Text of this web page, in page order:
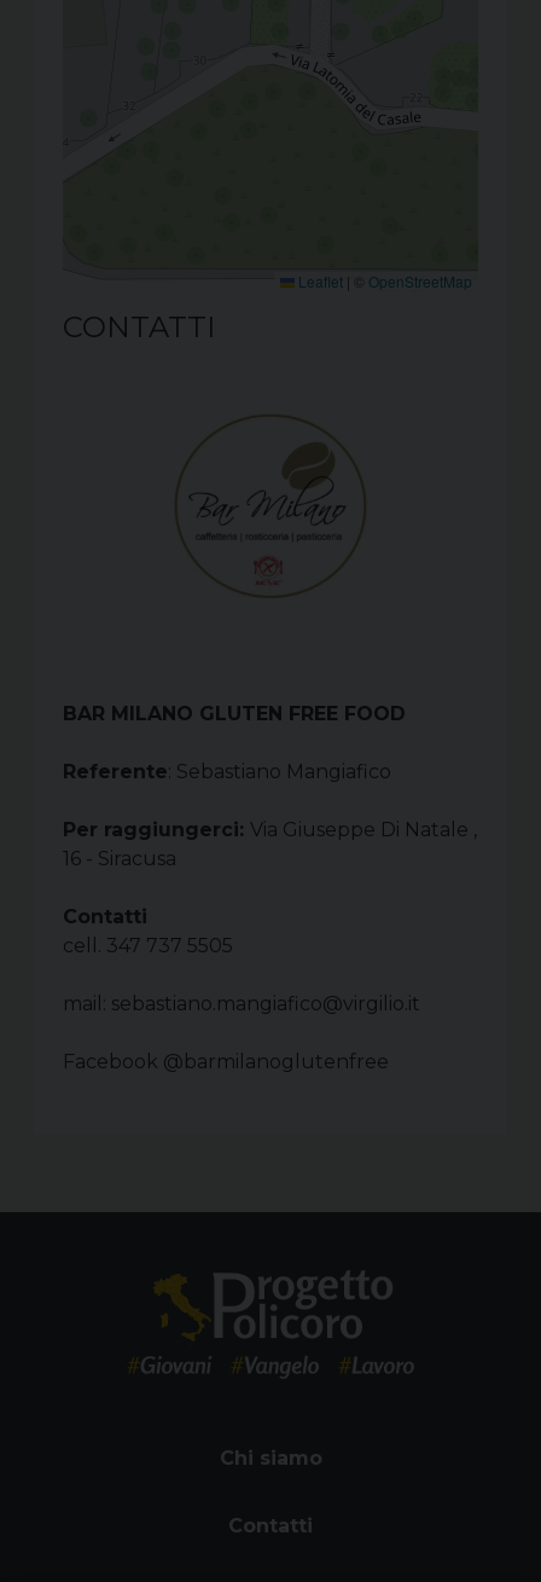
Leaflet | OpenStreetMap
CONTATTI
BAR MILANO GLUTEN FREE FOOD
Referente: Sebastiano Mangiafico
Per raggiungerci: Via Giuseppe Di Natale ,
16 - Siracusa
Contatti
cell. 347 737 5505
mail: sebastiano.mangiafico@virgilio.it
Facebook @barmilanoglutenfree
Chi siamo
Contatti